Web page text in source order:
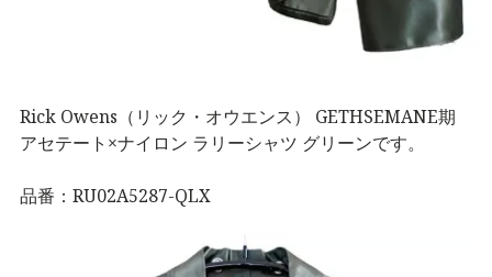
Rick Owens（リック・オウエンス） GETHSEMANE期
アセテート×ナイロン ラリーシャツ グリーンです。
品番：RU02A5287-QLX